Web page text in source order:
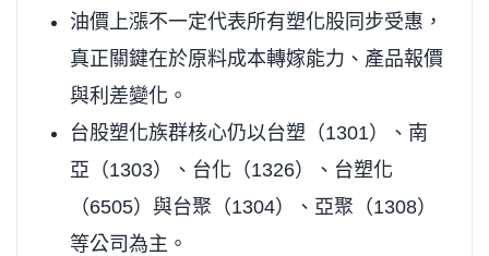
油價上漲不一定代表所有塑化股同步受惠，
真正關鍵在於原料成本轉嫁能力、產品報價
與利差變化。
台股塑化族群核心仍以台塑（1301）、南
亞（1303）、台化（1326）、台塑化
（6505）與台聚（1304）、亞聚（1308）
等公司為主。